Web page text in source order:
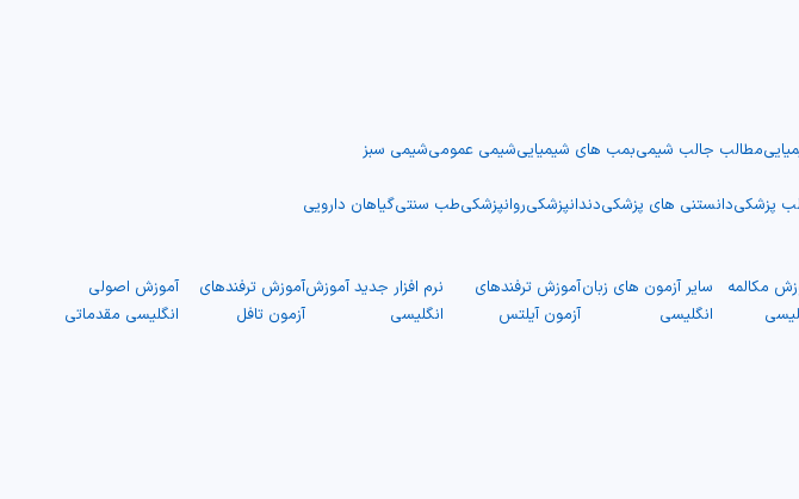
مطالب جالب شیمیبمب های شیمیاییشیمی عمومیشیمی سبز
پزشکیدانستنی های پزشکیدندانپزشکیروانپزشکیطب سنتیگیاهان دارویی
مکالمه
سایر آزمون های زبان
انگلیسی
آموزش ترفندهای
آزمون آیلتس
نرم افزار جدید آموزش
انگلیسی
آموزش ترفندهای
آزمون تافل
آموزش اصولی
انگلیسی مقدماتی